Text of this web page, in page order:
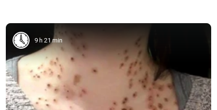
9 h 21 min